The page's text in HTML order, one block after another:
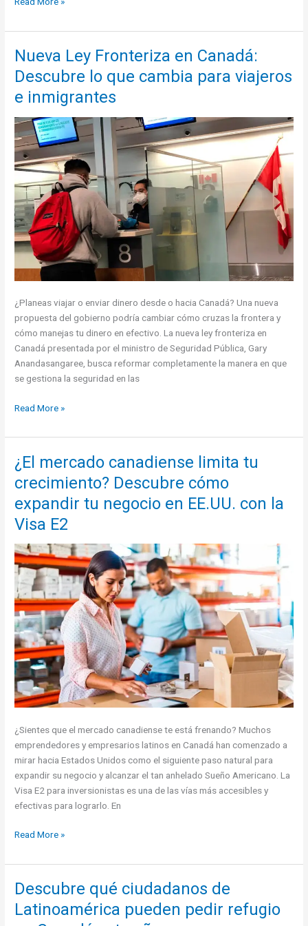
a
Guía
completa
para
la
Residencia
Express
Nueva Ley Fronteriza en Canadá:
Descubre lo que cambia para viajeros
e inmigrantes
¿Planeas viajar o enviar dinero desde o hacia Canadá? Una nueva
propuesta del gobierno podría cambiar cómo cruzas la frontera y
cómo manejas tu dinero en efectivo. La nueva ley fronteriza en
Canadá presentada por el ministro de Seguridad Pública, Gary
Anandasangaree, busca reformar completamente la manera en que
se gestiona la seguridad en las
Nueva
Fronteriza
Canadá:
Descubre
lo
cambia
para
viajeros
e
inmigrantes
Read More »
¿El mercado canadiense limita tu
crecimiento? Descubre cómo
expandir tu negocio en EE.UU. con la
Visa E2
¿Sientes que el mercado canadiense te está frenando? Muchos
emprendedores y empresarios latinos en Canadá han comenzado a
mirar hacia Estados Unidos como el siguiente paso natural para
expandir su negocio y alcanzar el tan anhelado Sueño Americano. La
Visa E2 para inversionistas es una de las vías más accesibles y
efectivas para lograrlo. En
¿El
canadiense
tu
crecimiento?
Read More »
Descubre qué ciudadanos de
Latinoamérica pueden pedir refugio